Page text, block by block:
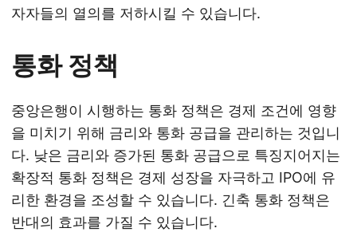
자자들의 열의를 저하시킬 수 있습니다.
통화 정책
중앙은행이 시행하는 통화 정책은 경제 조건에 영향
을 미치기 위해 금리와 통화 공급을 관리하는 것입니
다. 낮은 금리와 증가된 통화 공급으로 특징지어지는
확장적 통화 정책은 경제 성장을 자극하고 IPO에 유
리한 환경을 조성할 수 있습니다. 긴축 통화 정책은
반대의 효과를 가질 수 있습니다.